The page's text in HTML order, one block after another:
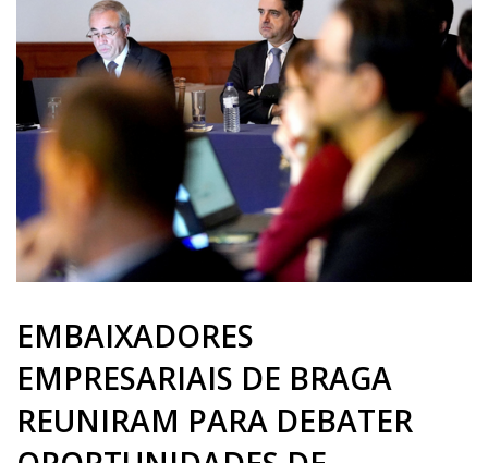
EMBAIXADORES
EMPRESARIAIS DE BRAGA
REUNIRAM PARA DEBATER